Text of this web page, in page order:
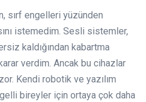
sırf engelleri yüzünden
istemedim. Sesli sistemler,
kaldığından kabartma
verdim. Ancak bu cihazlar
Kendi robotik ve yazılım
bireyler için ortaya çok daha